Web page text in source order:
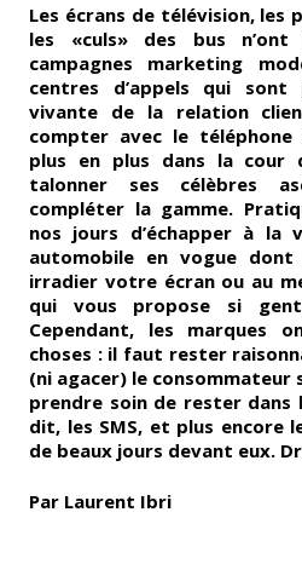
Les écrans de télévision, les
les «culs» des bus
campagnes marketing
centres d’appels qui sont
vivante de la relation
compter avec le téléphone
plus en plus dans la cour
talonner ses célèbres
compléter la gamme.
nos jours d’échapper à la
automobile en vogue dont
irradier votre écran ou au
qui vous propose si
Cependant, les marques
choses : il faut rester
(ni agacer) le consommateur
prendre soin de rester dans
dit, les SMS, et plus encore
de beaux jours devant eux.
Par Laurent Ibri